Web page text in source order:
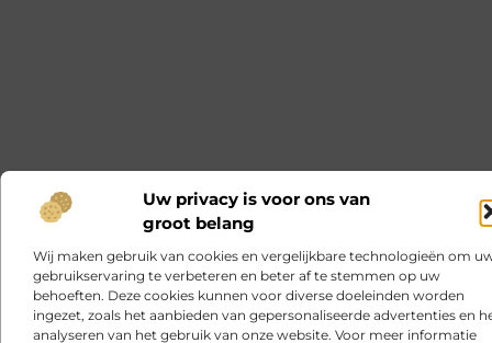
Uw privacy is voor ons van
groot belang
Wij maken gebruik van cookies en vergelijkbare technologieën om
gebruikservaring te verbeteren en beter af te stemmen op uw
behoeften. Deze cookies kunnen voor diverse doeleinden worden
ingezet, zoals het aanbieden van gepersonaliseerde advertenties en
analyseren van het gebruik van onze website. Voor meer informatie